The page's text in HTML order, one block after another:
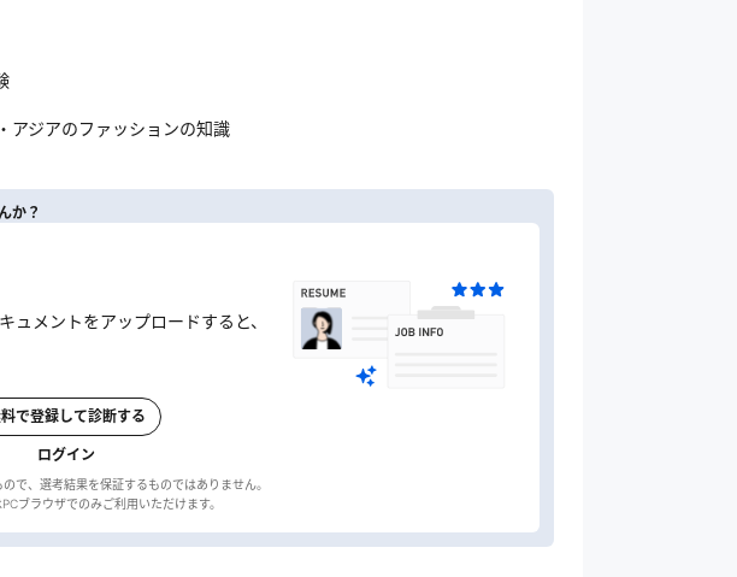
アジアのファッションの知識
か？
メントをアップロードすると、
で登録して診断する
ログイン
で、選考結果を保証するものではありません。